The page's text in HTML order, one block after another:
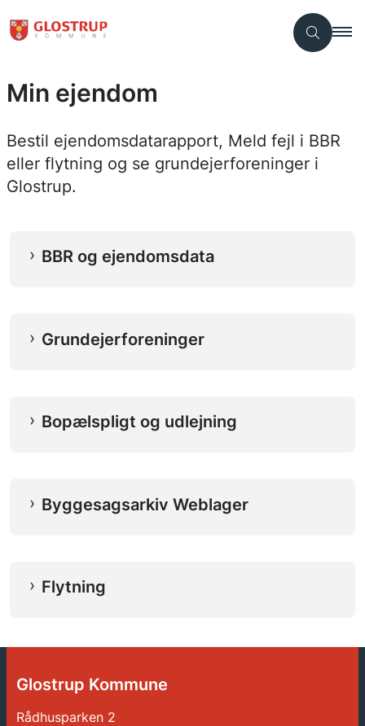
Min ejendom
Bestil ejendomsdatarapport, Meld fejl i BBR
eller flytning og se grundejerforeninger i
Glostrup.
BBR og ejendomsdata
Grundejerforeninger
Bopælspligt og udlejning
Byggesagsarkiv Weblager
Flytning
Glostrup Kommune
Rådhusparken 2